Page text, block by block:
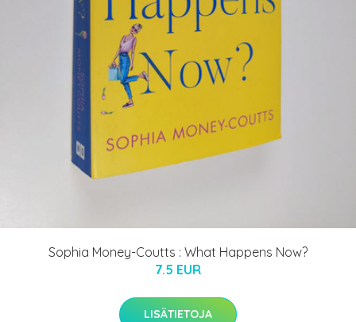
Sophia Money-Coutts : What Happens Now?
7.5 EUR
LISÄTIETOJA